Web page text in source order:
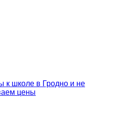
к школе в Гродно и не
цены